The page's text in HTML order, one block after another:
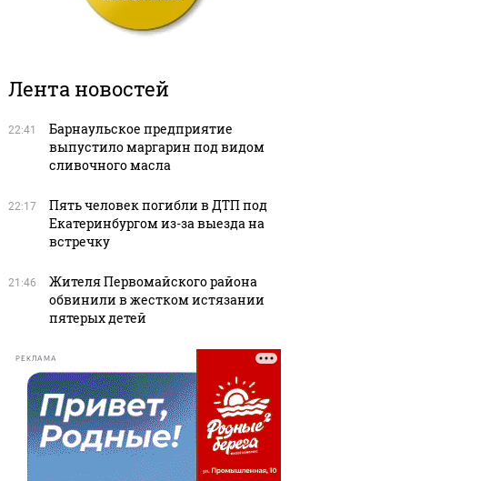
Лента новостей
22:41
Барнаульское предприятие
выпустило маргарин под видом
сливочного масла
22:17
Пять человек погибли в ДТП под
Екатеринбургом из-за выезда на
встречку
21:46
Жителя Первомайского района
обвинили в жестком истязании
пятерых детей
РЕКЛАМА